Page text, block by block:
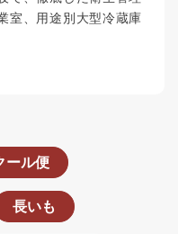
室、用途別大型冷蔵庫
ール便
長いも